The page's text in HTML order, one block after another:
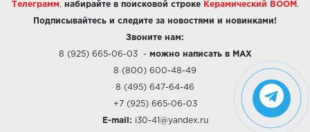
Телеграмм набирайте в поисковой строке Керамический BOOM .
Подписывайтесь и следите за новостями и новинками!
Звоните нам:
8 (925) 665-06-03- можно написать в MAX
8 (800) 600-48-49
8 (495) 647-64-46
+7 (925) 665-06-03
E-mail: i30-41@yandex.ru